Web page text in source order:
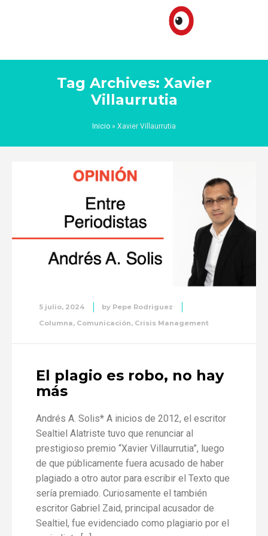
Tag Archives: Xavier
Villaurrutia
Inicio » Xavier Villaurrutia
5 julio, 2024 by Pepe Rodriguez
Columna, Comunicación, Crisis Management
El plagio es robo, no hay
más
Andrés A. Solis* A inicios de 2012, el escritor
Sealtiel Alatriste tuvo que renunciar al
prestigioso premio “Xavier Villaurrutia”, luego
de que públicamente fuera acusado de haber
plagiado a otro autor para escribir el Texto que
sería premiado. Curiosamente el también
escritor Gabriel Zaid, principal acusador de
Sealtiel, fue evidenciado como plagiario por el